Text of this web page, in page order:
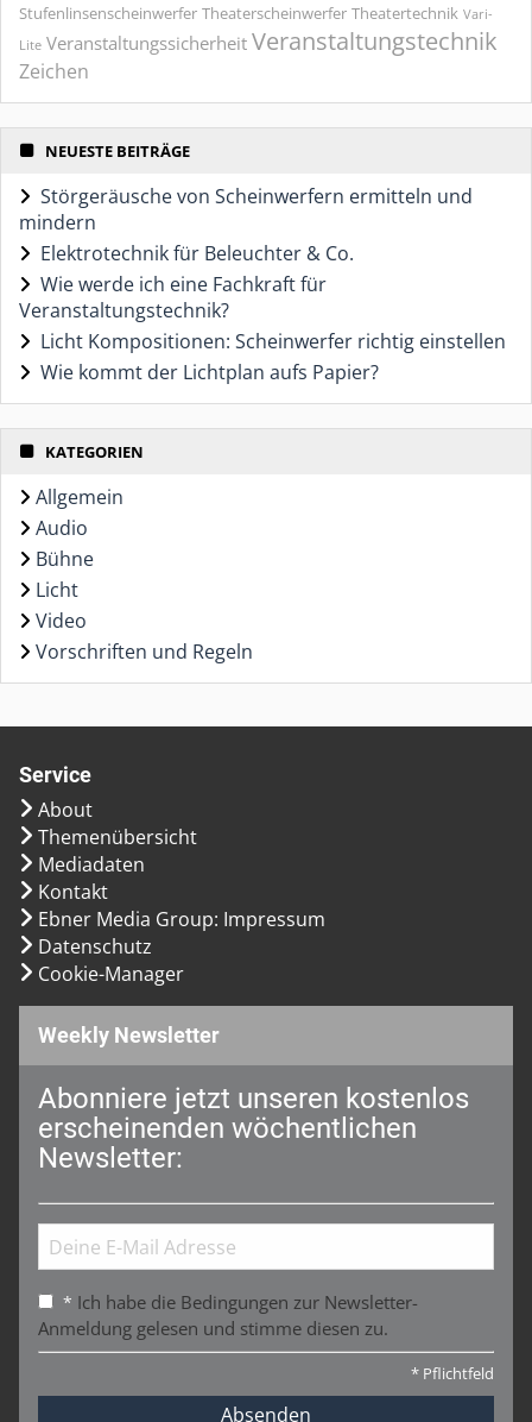
Stufenlinsenscheinwerfer Theaterscheinwerfer Theatertechnik Vari-
Lite Veranstaltungssicherheit Veranstaltungstechnik
Zeichen
NEUESTE BEITRÄGE
Störgeräusche von Scheinwerfern ermitteln und
mindern
Elektrotechnik für Beleuchter & Co.
Wie werde ich eine Fachkraft für
Veranstaltungstechnik?
Licht Kompositionen: Scheinwerfer richtig einstellen
Wie kommt der Lichtplan aufs Papier?
KATEGORIEN
Allgemein
Audio
Bühne
Licht
Video
Vorschriften und Regeln
Service
About
Themenübersicht
Mediadaten
Kontakt
Ebner Media Group: Impressum
Datenschutz
Cookie-Manager
Weekly Newsletter
Abonniere jetzt unseren kostenlos
erscheinenden wöchentlichen
Newsletter:
* Ich habe die Bedingungen zur Newsletter-
Anmeldung gelesen und stimme diesen zu.
* Pflichtfeld
Absenden